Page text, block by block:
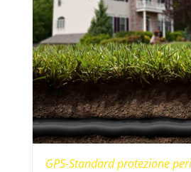
GPS-Standard protezione